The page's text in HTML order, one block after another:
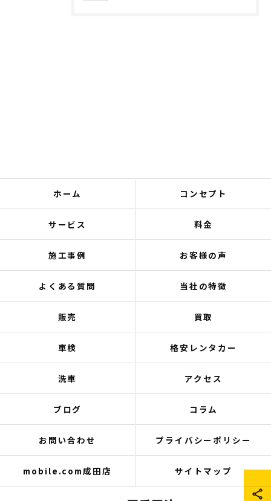
ホーム コンセプト
サービス 料金
施工事例 お客様の声
よくある質問 当社の特徴
販売 買取
車検 格安レンタカー
洗車 アクセス
ブログ コラム
お問い合わせ プライバシーポリシー
mobile.com成田店 サイトマップ